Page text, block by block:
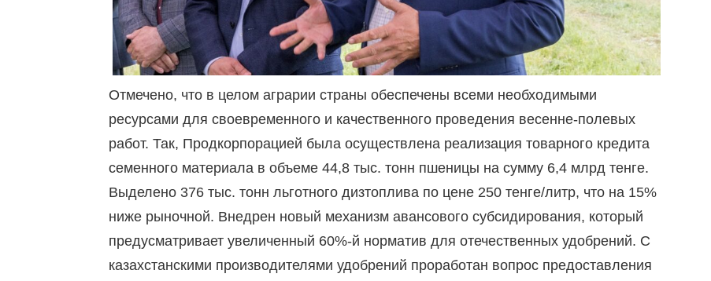
Отмечено, что в целом аграрии страны обеспечены всеми необходимыми
ресурсами для своевременного и качественного проведения весенне-полевых
работ. Так, Продкорпорацией была осуществлена реализация товарного кредита
семенного материала в объеме 44,8 тыс. тонн пшеницы на сумму 6,4 млрд тенге.
Выделено 376 тыс. тонн льготного дизтоплива по цене 250 тенге/литр, что на 15%
ниже рыночной. Внедрен новый механизм авансового субсидирования, который
предусматривает увеличенный 60%-й норматив для отечественных удобрений. С
казахстанскими производителями удобрений проработан вопрос предоставления